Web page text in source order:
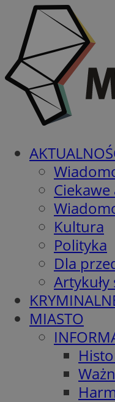
Ciekawe
Kultura
Polityka
Dla
MIASTO